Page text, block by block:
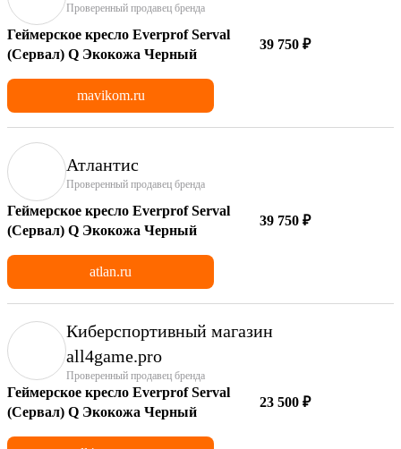
Проверенный продавец бренда
Геймерское кресло Everprof Serval
(Сервал) Q Экокожа Черный
39 750 ₽
mavikom.ru
Атлантис
Проверенный продавец бренда
Геймерское кресло Everprof Serval
(Сервал) Q Экокожа Черный
39 750 ₽
atlan.ru
Киберспортивный магазин
аll4game.pro
Проверенный продавец бренда
Геймерское кресло Everprof Serval
(Сервал) Q Экокожа Черный
23 500 ₽